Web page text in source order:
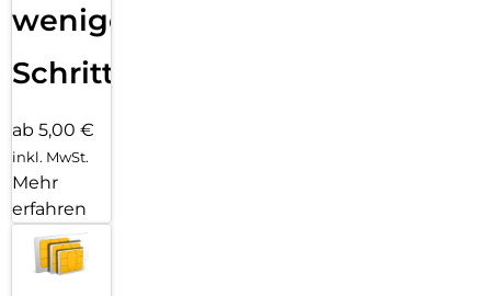
wenigen
Schritten
ab 5,00 €
inkl. MwSt.
Mehr
erfahren